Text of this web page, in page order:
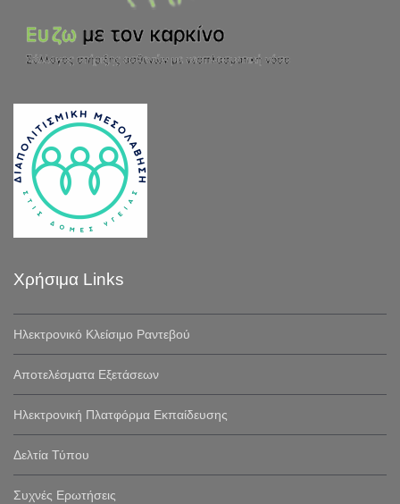
Χρήσιμα Links
Ηλεκτρονικό Κλείσιμο Ραντεβού
Αποτελέσματα Εξετάσεων
Ηλεκτρονική Πλατφόρμα Εκπαίδευσης
Δελτία Τύπου
Συχνές Ερωτήσεις